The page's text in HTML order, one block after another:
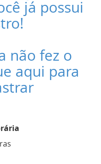
já possui
não fez o
aqui para